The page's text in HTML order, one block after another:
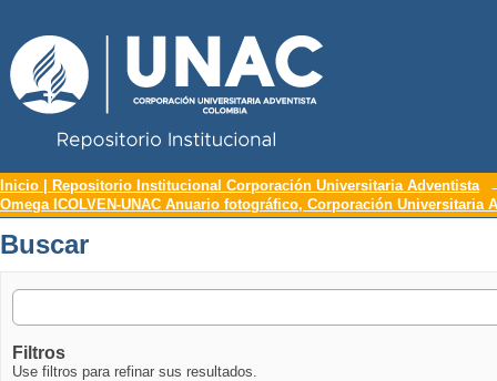
Buscar
Inicio | Repositorio Institucional Corporación Universitaria Adventista
Omega ICOLVEN-UNAC Anuario fotográfico, Corporación Universitaria
Buscar
Filtros
Use filtros para refinar sus resultados.